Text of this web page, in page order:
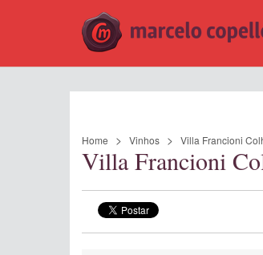
Home Vinhos Villa Francioni
Villa Francioni